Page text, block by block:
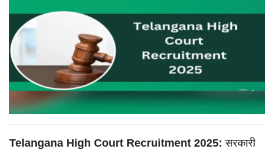
Telangana High Court Recruitment 2025: सरकारी